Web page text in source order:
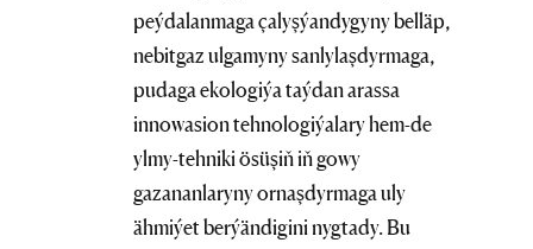
peýdalanmaga çalyşýandygyny belläp,
nebitgaz ulgamyny sanlylaşdyrmaga,
pudaga ekologiýa taýdan arassa
innowasion tehnologiýalary hem-de
ylmy-tehniki ösüşiň iň gowy
gazananlaryny ornaşdyrmaga uly
ähmiýet berýändigini nygtady. Bu